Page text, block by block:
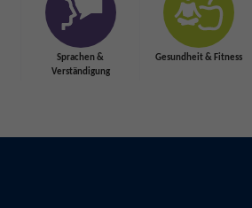
Sprachen &
Verständigung
Gesundheit & Fitness